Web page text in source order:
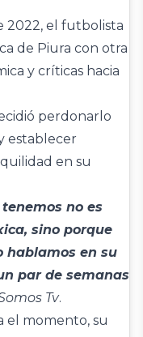
2022, el futbolista
de Piura con otra
y críticas hacia
perdonarlo
establecer
en su
no es
sino porque
hablamos en su
par de semanas
Tv.
el momento, su